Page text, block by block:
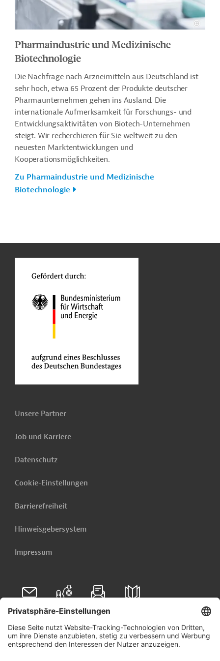
Pharmaindustrie und Medizinische
Biotechnologie
Die Nachfrage nach Arzneimitteln aus Deutschland ist
sehr hoch, etwa 65 Prozent der Produkte deutscher
Pharmaunternehmen gehen ins Ausland. Die
internationale Aufmerksamkeit für Forschungs- und
Entwicklungsaktivitäten von Biotech-Unternehmen
steigt. Wir recherchieren für Sie weltweit zu den
neuesten Marktentwicklungen und
Kooperationsmöglichkeiten.
Zu Pharmaindustrie und Medizinische
Biotechnologie
Unsere Partner
Job und Karriere
Datenschutz
Cookie-Einstellungen
Barrierefreiheit
Hinweisgebersystem
Impressum
Folgen Sie uns auf